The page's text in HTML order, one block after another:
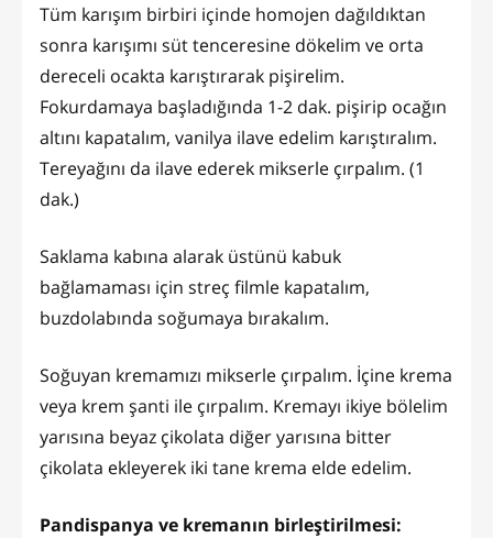
Tüm karışım birbiri içinde homojen dağıldıktan
sonra karışımı süt tenceresine dökelim ve orta
dereceli ocakta karıştırarak pişirelim.
Fokurdamaya başladığında 1-2 dak. pişirip ocağın
altını kapatalım, vanilya ilave edelim karıştıralım.
Tereyağını da ilave ederek mikserle çırpalım. (1
dak.)
Saklama kabına alarak üstünü kabuk
bağlamaması için streç filmle kapatalım,
buzdolabında soğumaya bırakalım.
Soğuyan kremamızı mikserle çırpalım. İçine krema
veya krem şanti ile çırpalım. Kremayı ikiye bölelim
yarısına beyaz çikolata diğer yarısına bitter
çikolata ekleyerek iki tane krema elde edelim.
Pandispanya ve kremanın birleştirilmesi: